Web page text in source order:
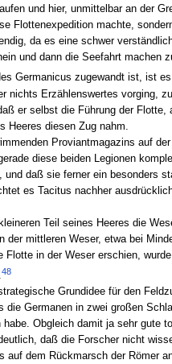
und hier, unmittelbar an der
Flottenexpedition machte,
da es eine schwer
und dann die Seefahrt machen
Germanicus zugewandt ist, ist
nichts Erzählenswertes vorging,
er selbst die Führung der
Heeres diesen Zug nahm.
Proviantmagazins auf
diese beiden Legionen
daß sie ferner ein besonders
es Tacitus nachher
Teil seines Heeres die
mittleren Weser, etwa bei
in der Weser erschien,
48
Grundidee für den
Germanen in zwei großen
Obgleich damit ja sehr gute
daß die Forscher nicht
dem Rückmarsch der Römer